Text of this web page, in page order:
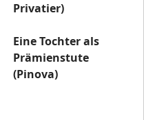
Privatier)
Eine Tochter als
Prämienstute
(Pinova)